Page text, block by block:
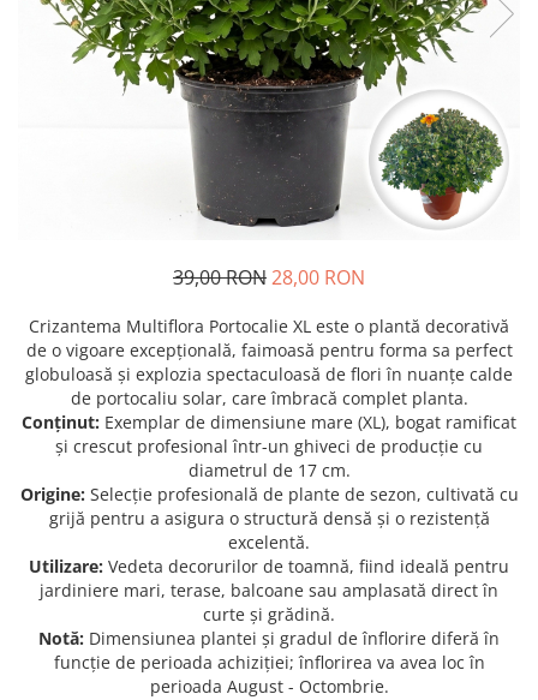
Bulbi de Echinacea
Bulbi de Frezie
Bulbi de Fritillaria
Bulbi de Gaillardia (Kokarda)
Bulbi de Irisi - Stanjenel
Bulbi de Narcise
Bulbi de Ranunculus
Bulbi de Tigridia
Bulbi de Zambile
Bulbi de Zantedeschia
Mixuri de Bulbi
Seminte de Flori
Seminte de Ierburi
Seminte de Legume/Fructe
Păr - Pyrus communis
Smochini - Ficus carica
39,00 RON28,00 RON
Crizantema Multiflora Portocalie XL este o plantă decorativă
de o vigoare excepțională, faimoasă pentru forma sa perfect
globuloasă și explozia spectaculoasă de flori în nuanțe calde
de portocaliu solar, care îmbracă complet planta.
Conținut: Exemplar de dimensiune mare (XL), bogat ramificat
și crescut profesional într-un ghiveci de producție cu
diametrul de 17 cm.
Origine: Selecție profesională de plante de sezon, cultivată cu
grijă pentru a asigura o structură densă și o rezistență
excelentă.
Utilizare: Vedeta decorurilor de toamnă, fiind ideală pentru
jardiniere mari, terase, balcoane sau amplasată direct în
curte și grădină.
Notă: Dimensiunea plantei și gradul de înflorire diferă în
funcție de perioada achiziției; înflorirea va avea loc în
perioada August - Octombrie.